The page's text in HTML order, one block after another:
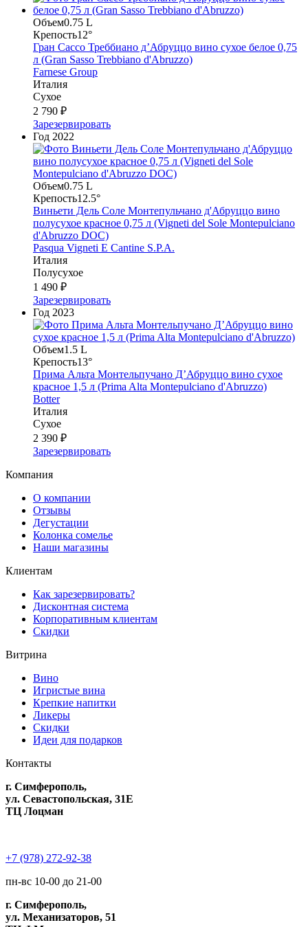
Объем0.75 L
Крепость12°
Гран Сассо Треббиано д’Абруццо вино сухое белое 0,75
л (Gran Sasso Trebbiano d'Abruzzo)
Farnese Group
Италия
Сухое
2 790 ₽
Зарезервировать
Год 2022
Объем0.75 L
Крепость12.5°
Виньети Дель Соле Монтепульчано д'Абруццо вино
полусухое красное 0,75 л (Vigneti del Sole Montepulciano
d'Abruzzo DOC)
Pasqua Vigneti E Cantine S.P.A.
Италия
Полусухое
1 490 ₽
Зарезервировать
Год 2023
Объем1.5 L
Крепость13°
Прима Альта Монтельпучано Д’Абруццо вино сухое
красное 1,5 л (Prima Alta Montepulciano d'Abruzzo)
Botter
Италия
Сухое
2 390 ₽
Зарезервировать
Компания
О компании
Отзывы
Дегустации
Колонка сомелье
Наши магазины
Клиентам
Как зарезервировать?
Дисконтная система
Корпоративным клиентам
Скидки
Витрина
Вино
Игристые вина
Крепкие напитки
Ликеры
Скидки
Идеи для подарков
Контакты
г. Симферополь,
ул. Севастопольская, 31Е
ТЦ Лоцман
+7 (978) 272-92-38
пн-вс 10-00 до 21-00
г. Симферополь,
ул. Механизаторов, 51